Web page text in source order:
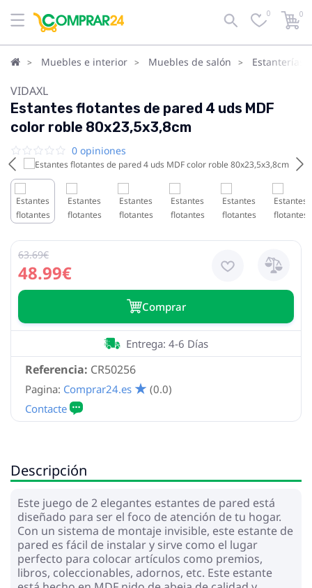
0 0
Muebles e interior Muebles de salón Estanterías
VIDAXL
Estantes flotantes de pared 4 uds MDF
color roble 80x23,5x3,8cm
0 opiniones
48.99€
63.69€
Сomprar
Referencia: CR50256
Entrega: 4-6 Días
Pagina: Comprar24.es (0.0)
Descripción
Este juego de 2 elegantes estantes de pared está
diseñado para ser el foco de atención de tu hogar.
Con un sistema de montaje invisible, este estante de
pared es fácil de instalar y sirve como el lugar
perfecto para colocar artículos como premios,
libros, coleccionables, adornos, etc. Este estante